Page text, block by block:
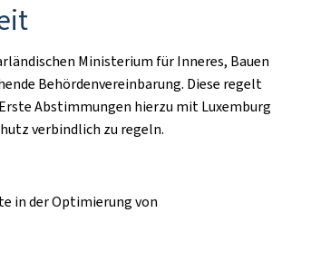
Ministerium für Inneres, Bauen
Behördenvereinbarung. Diese regelt
Abstimmungen hierzu mit Luxemburg
verbindlich zu regeln.
in der Optimierung von